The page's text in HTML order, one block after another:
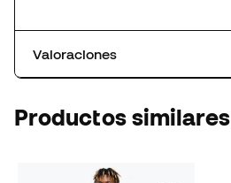
Valoraciones
Productos similares